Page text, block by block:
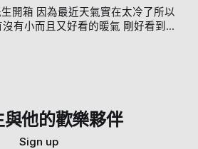
太冷了所以
而且又好看的暖氣 剛好看到這
你想看影片版的，可
被燙到 打開的時候
會怎樣....) 看看這比例應該
與他的歡樂夥伴
Sign up